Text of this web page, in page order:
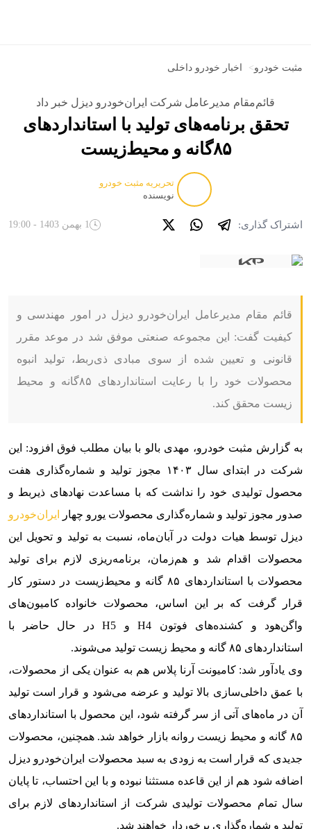
مثبت خودرو> اخبار خودرو داخلی
قائم‌مقام مدیرعامل شرکت ایران‌خودرو دیزل خبر داد
تحقق برنامه‌های تولید با استانداردهای
۸۵گانه و محیط‌زیست
تحریریه مثبت خودرو
نویسنده
اشتراک گذاری: 1 بهمن 1403 - 19:00
قائم مقام مدیرعامل ایران‌‌خودرو دیزل در امور مهندسی و
کیفیت گفت: این مجموعه صنعتی موفق شد در موعد مقرر
قانونی و تعیین شده از سوی مبادی ذی‌ربط، تولید انبوه
محصولات خود را با رعایت استانداردهای ۸۵گانه و محیط
زیست محقق کند.
به گزارش مثبت خودرو، مهدی بالو با بیان مطلب فوق افزود: این
شرکت در ابتدای سال ۱۴۰۳ مجوز تولید و شماره‌گذاری هفت
محصول تولیدی خود را نداشت که با مساعدت نهادهای ذیربط و
صدور مجوز تولید و شماره‌گذاری محصولات یورو چهار
ایران‌خودرو
دیزل توسط هیات دولت در آبان‌ماه، نسبت به تولید و تحویل این
محصولات اقدام شد و هم‌زمان، برنامه‌ریزی لازم برای تولید
محصولات با استانداردهای ۸۵ گانه و محیط‌زیست در دستور کار
قرار گرفت که بر این اساس، محصولات خانواده کامیون‌های
واگن‌هود و کشنده‌های فوتون H4 و H5 در حال حاضر با
استانداردهای ۸۵ گانه و محیط زیست تولید می‌شوند.
وی یادآور شد: کامیونت آرنا پلاس هم به عنوان یکی از محصولات،
با عمق داخلی‌سازی بالا تولید و عرضه می‌شود و قرار است تولید
آن در ماه‌های آتی از سر گرفته شود، این محصول با استانداردهای
۸۵ گانه و محیط زیست روانه بازار خواهد شد. همچنین، محصولات
جدیدی که قرار است به زودی به سبد محصولات ایران‌خودرو دیزل
اضافه شود هم از این قاعده مستثنا نبوده و با این احتساب، تا پایان
سال تمام محصولات تولیدی شرکت از استانداردهای لازم برای
تولید و شماره‌گذاری برخوردار خواهند شد.